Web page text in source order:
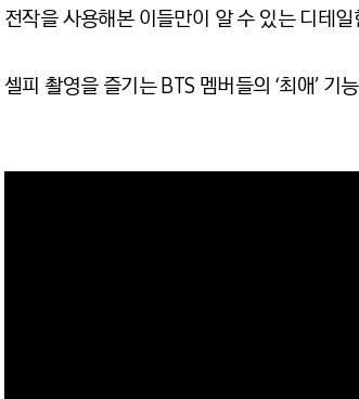
전작을 사용해본 이들만이 알 수 있는 디테
셀피 촬영을 즐기는 BTS 멤버들의 ‘최애’